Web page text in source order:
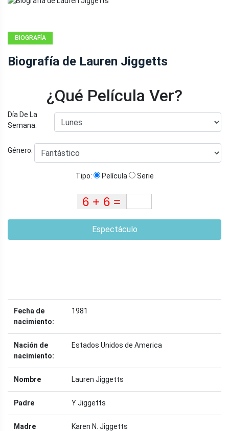
BIOGRAFÍA
Biografía de Lauren Jiggetts
¿Qué Película Ver?
Día De La
Semana:
Género:
Tipo: Película Serie
Espectáculo
Fecha de
nacimiento:
1981
Nación de
nacimiento:
Estados Unidos de America
Nombre Lauren Jiggetts
Padre Y Jiggetts
Madre Karen N. Jiggetts